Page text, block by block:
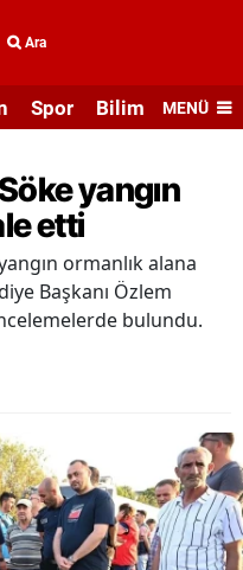
Ara
Spor Bilim veMENÜ
yangın
etti
ormanlık alana
Başkanı Özlem
bulundu.